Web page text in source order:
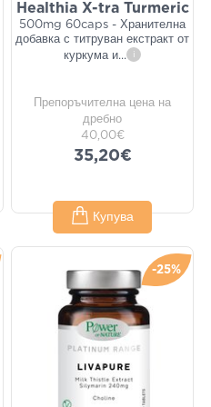
Healthia X-tra Turmeric
500mg 60caps - Хранителна
добавка с титруван екстракт от
куркума и... i
Препоръчителна цена на
дребно
40,00€
35,20€
Купува
-25%